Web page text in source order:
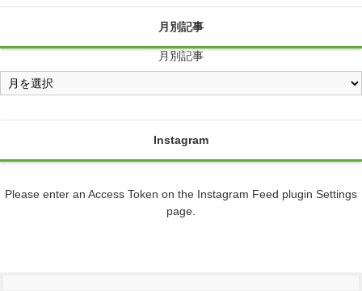
月別記事
月別記事
Instagram
Please enter an Access Token on the Instagram Feed plugin Settings
page.